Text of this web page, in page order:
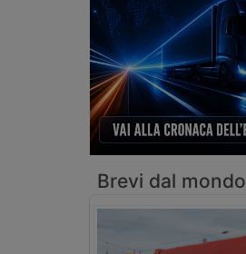
Brevi dal mondo